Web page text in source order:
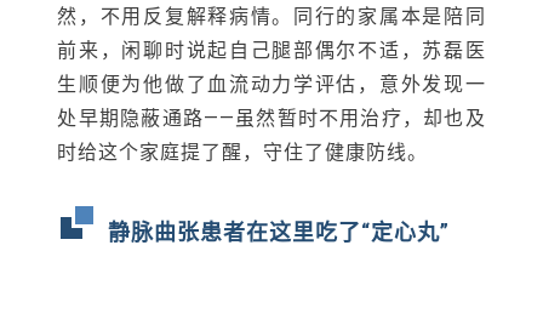
然，不用反复解释病情。同行的家属本是陪同
前来，闲聊时说起自己腿部偶尔不适，苏磊医
生顺便为他做了血流动力学评估，意外发现一
处早期隐蔽通路——虽然暂时不用治疗，却也及
时给这个家庭提了醒，守住了健康防线。
静脉曲张患者在这里吃了“定心丸”